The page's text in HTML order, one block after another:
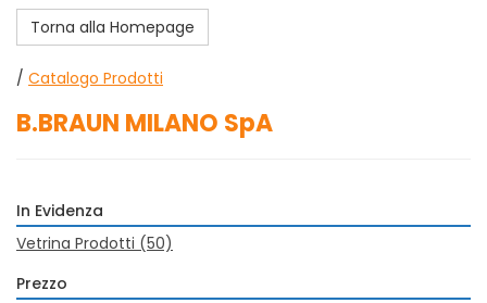
Torna alla Homepage
/ Catalogo Prodotti
B.BRAUN MILANO SpA
In Evidenza
Vetrina Prodotti (50)
Prezzo